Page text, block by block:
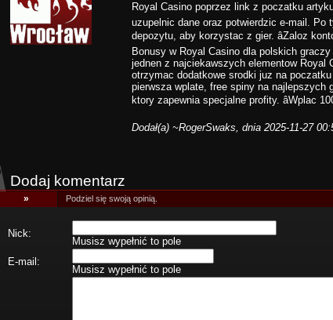
Royal Casino poprzez link z poczatku
uzupelnic dane oraz potwierdzic e-mail. Po
depozytu, aby korzystac z gier. âZaloz
Bonusy w Royal Casino dla polskich
jednen z najciekawszych elementow Royal
otrzymac dodatkowe srodki juz na
pierwsza wplate, free spiny na najlepszych
ktory zapewnia specjalne profity. âWplac
Dodał(a) ~RogerSwaks, dnia 2025-11-27
Dodaj komentarz
» Podziel się swoją opinią.
Nick:
Musisz wypełnić to pole
E-mail:
Musisz wypełnić to pole